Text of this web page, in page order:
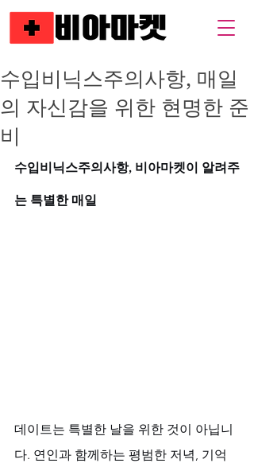
수입비닉스주의사항, 매일
의 자신감을 위한 현명한 준
비
수입비닉스주의사항, 비아마켓이 알려주
는 특별한 매일
데이트는 특별한 날을 위한 것이 아닙니
다. 연인과 함께하는 평범한 저녁, 기억